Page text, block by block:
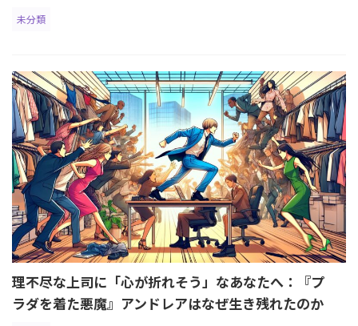
未分類
理不尽な上司に「心が折れそう」なあなたへ：『プ
ラダを着た悪魔』アンドレアはなぜ生き残れたのか